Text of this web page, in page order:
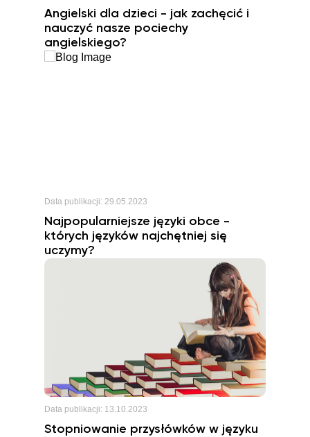
Angielski dla dzieci - jak zachęcić i
nauczyć nasze pociechy
angielskiego?
Data publikacji: 29.05.2023
Najpopularniejsze języki obce -
których języków najchętniej się
uczymy?
Data publikacji: 13.10.2023
Stopniowanie przysłówków w języku